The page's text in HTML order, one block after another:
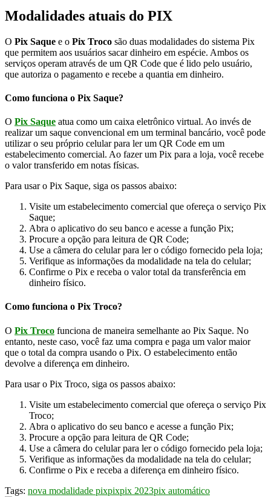
Modalidades atuais do PIX
O Pix Saque e o Pix Troco são duas modalidades do sistema Pix
que permitem aos usuários sacar dinheiro em espécie. Ambos os
serviços operam através de um QR Code que é lido pelo usuário,
que autoriza o pagamento e recebe a quantia em dinheiro.
Como funciona o Pix Saque?
O Pix Saque atua como um caixa eletrônico virtual. Ao invés de
realizar um saque convencional em um terminal bancário, você pode
utilizar o seu próprio celular para ler um QR Code em um
estabelecimento comercial. Ao fazer um Pix para a loja, você recebe
o valor transferido em notas físicas.
Para usar o Pix Saque, siga os passos abaixo:
Visite um estabelecimento comercial que ofereça o serviço Pix
Saque;
Abra o aplicativo do seu banco e acesse a função Pix;
Procure a opção para leitura de QR Code;
Use a câmera do celular para ler o código fornecido pela loja;
Verifique as informações da modalidade na tela do celular;
Confirme o Pix e receba o valor total da transferência em
dinheiro físico.
Como funciona o Pix Troco?
O Pix Troco funciona de maneira semelhante ao Pix Saque. No
entanto, neste caso, você faz uma compra e paga um valor maior
que o total da compra usando o Pix. O estabelecimento então
devolve a diferença em dinheiro.
Para usar o Pix Troco, siga os passos abaixo:
Visite um estabelecimento comercial que ofereça o serviço Pix
Troco;
Abra o aplicativo do seu banco e acesse a função Pix;
Procure a opção para leitura de QR Code;
Use a câmera do celular para ler o código fornecido pela loja;
Verifique as informações da modalidade na tela do celular;
Confirme o Pix e receba a diferença em dinheiro físico.
Tags: nova modalidade pixpixpix 2023pix automático